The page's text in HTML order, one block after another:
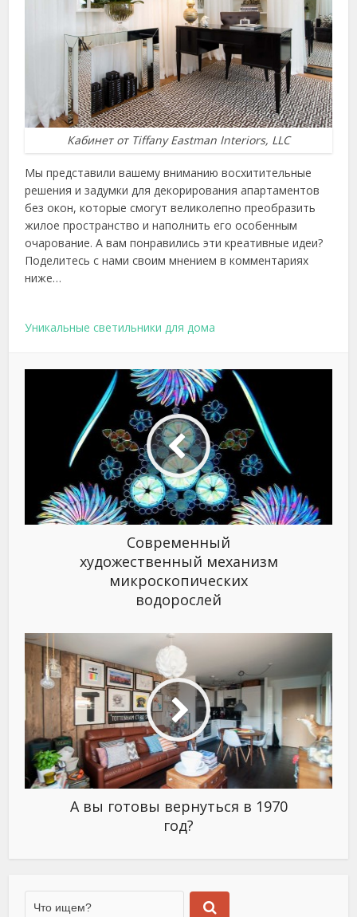
Кабинет от Tiffany Eastman Interiors, LLC
Мы представили вашему вниманию восхитительные
решения и задумки для декорирования апартаментов
без окон, которые смогут великолепно преобразить
жилое пространство и наполнить его особенным
очарование. А вам понравились эти креативные идеи?
Поделитесь с нами своим мнением в комментариях
ниже…
Уникальные светильники для дома
Современный
художественный механизм
микроскопических
водорослей
А вы готовы вернуться в 1970
год?